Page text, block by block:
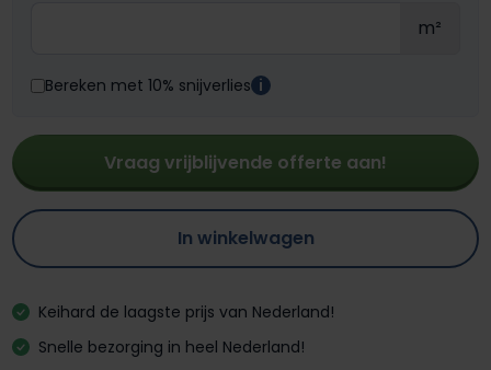
m²
Bereken met 10% snijverlies i
Vraag vrijblijvende offerte aan!
In winkelwagen
Keihard de laagste prijs van Nederland!
Snelle bezorging in heel Nederland!